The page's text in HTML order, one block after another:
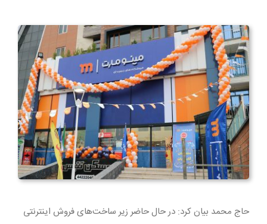
حاج محمد بیان کرد: در حال حاضر زیر ساخت‌های فروش اینترنتی